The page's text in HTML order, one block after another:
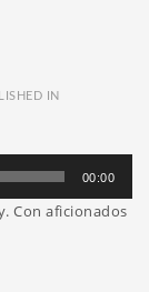
IN
00:00
Con aficionados